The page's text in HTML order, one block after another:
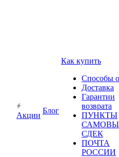
Акции
Блог
Как купить
Способы
Доставка
Гарантии
возврата
ПУНКТЫ
СДЕК
ПОЧТА
РОССИИ